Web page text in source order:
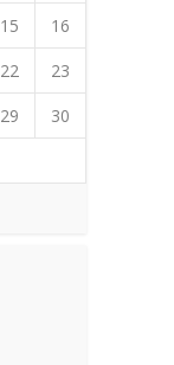
15
16
22
23
29
30